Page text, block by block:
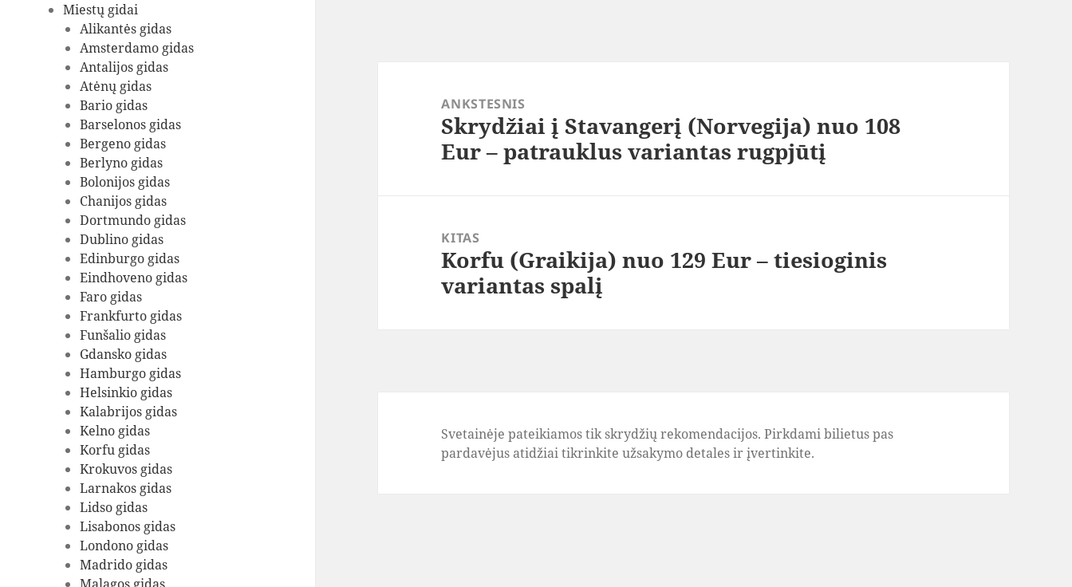
Miestų gidai
Alikantės gidas
Amsterdamo gidas
Antalijos gidas
Atėnų gidas
Bario gidas
Barselonos gidas
Bergeno gidas
Berlyno gidas
Bolonijos gidas
Chanijos gidas
Dortmundo gidas
Dublino gidas
Edinburgo gidas
Eindhoveno gidas
Faro gidas
Frankfurto gidas
Funšalio gidas
Gdansko gidas
Hamburgo gidas
Helsinkio gidas
Kalabrijos gidas
Kelno gidas
Korfu gidas
Krokuvos gidas
Larnakos gidas
Lidso gidas
Lisabonos gidas
Londono gidas
Madrido gidas
ANKSTESNIS
Ankstesnis
įrašas:
Skrydžiai į Stavangerį (Norvegija) nuo 108
Eur – patrauklus variantas rugpjūtį
KITAS
Paskesnis
įrašas:
Korfu (Graikija) nuo 129 Eur – tiesioginis
variantas spalį
Svetainėje pateikiamos tik skrydžių rekomendacijos. Pirkdami bilietus pas
pardavėjus atidžiai tikrinkite užsakymo detales ir įvertinkite.